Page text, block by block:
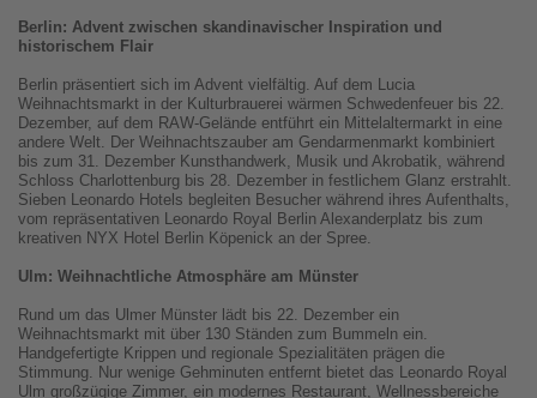
Berlin: Advent zwischen skandinavischer Inspiration und
historischem Flair
Berlin präsentiert sich im Advent vielfältig. Auf dem Lucia
Weihnachtsmarkt in der Kulturbrauerei wärmen Schwedenfeuer bis 22.
Dezember, auf dem RAW-Gelände entführt ein Mittelaltermarkt in eine
andere Welt. Der Weihnachtszauber am Gendarmenmarkt kombiniert
bis zum 31. Dezember Kunsthandwerk, Musik und Akrobatik, während
Schloss Charlottenburg bis 28. Dezember in festlichem Glanz erstrahlt.
Sieben Leonardo Hotels begleiten Besucher während ihres Aufenthalts,
vom repräsentativen Leonardo Royal Berlin Alexanderplatz bis zum
kreativen NYX Hotel Berlin Köpenick an der Spree.
Ulm: Weihnachtliche Atmosphäre am Münster
Rund um das Ulmer Münster lädt bis 22. Dezember ein
Weihnachtsmarkt mit über 130 Ständen zum Bummeln ein.
Handgefertigte Krippen und regionale Spezialitäten prägen die
Stimmung. Nur wenige Gehminuten entfernt bietet das Leonardo Royal
Ulm großzügige Zimmer, ein modernes Restaurant, Wellnessbereiche